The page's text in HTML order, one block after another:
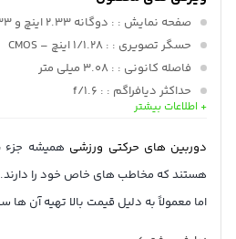
صفحه نمایش : : دوگانه 2.33 اینچ و 1.33 اینچ
حسگر تصویری : : 1/1.28 اینچ – CMOS
فاصله کانونی : : 3.08 میلی متر
حداکثر دیافراگم : : f/1.6
زاویه دید :: ۱۷۰ردجه
باتری :
مدت زمان شارژ :: ۲ ساعت
+ اطلاعات بیشتر
دوربین های حرکتی ورزشی همیشه جزء
هستند که مخاطب های خاص خود را دارند.
اما معمولاً به دلیل قیمت بالا تهیه آن